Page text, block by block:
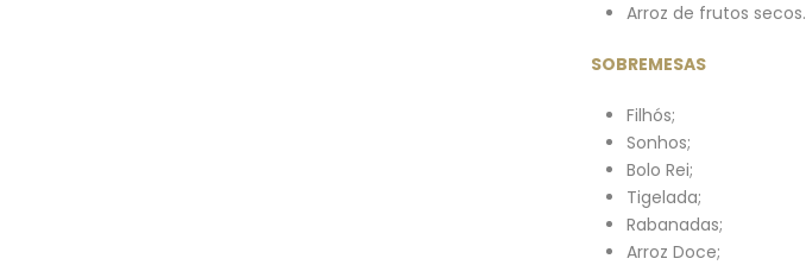
Arroz de frutos secos.
SOBREMESAS
Filhós;
Sonhos;
Bolo Rei;
Tigelada;
Rabanadas;
Arroz Doce;